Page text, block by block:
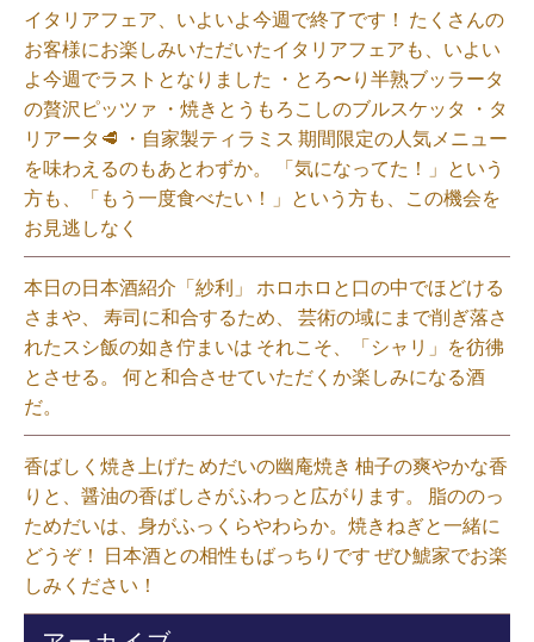
イタリアフェア、いよいよ今週で終了です！ たくさんの
お客様にお楽しみいただいたイタリアフェアも、いよい
よ今週でラストとなりました ・とろ〜り半熟ブッラータ
の贅沢ピッツァ ・焼きとうもろこしのブルスケッタ ・タ
リアータ🥩 ・自家製ティラミス 期間限定の人気メニュー
を味わえるのもあとわずか。 「気になってた！」という
方も、「もう一度食べたい！」という方も、この機会を
お見逃しなく⁡
本日の日本酒紹介「紗利」 ホロホロと口の中でほどける
さまや、 寿司に和合するため、 芸術の域にまで削ぎ落さ
れたスシ飯の如き佇まいは それこそ、「シャリ」を彷彿
とさせる。 何と和合させていただくか楽しみになる酒
だ。⁡
香ばしく焼き上げた めだいの幽庵焼き 柚子の爽やかな香
りと、醤油の香ばしさがふわっと広がります。 脂ののっ
ためだいは、身がふっくらやわらか。焼きねぎと一緒に
どうぞ！ 日本酒との相性もばっちりです ぜひ鯱家でお楽
しみください！⁡